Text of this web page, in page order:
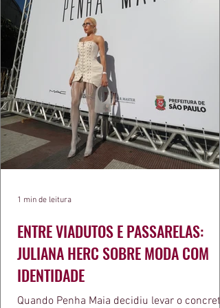
ENTRE VIADUTOS E PASSARELAS:
JULIANA HERC SOBRE MODA COM
IDENTIDADE
Quando Penha Maia decidiu levar o concreto
1 min de leitura